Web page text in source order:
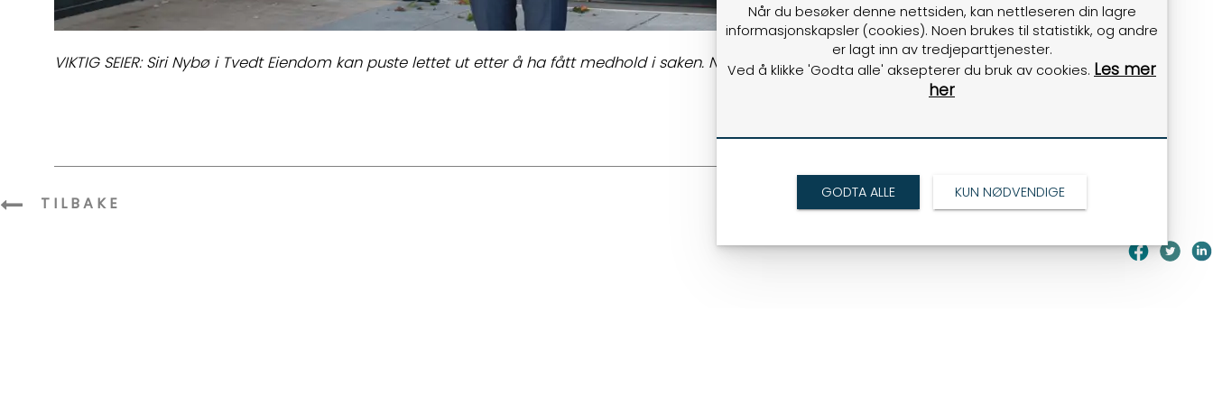
VIKTIG SEIER: Siri Nybø i Tvedt Eiendom kan puste lettet ut etter å ha fått medhold i saken. Nå fortsetter den videre veksten på Forus.
TILBAKE
Når du besøker denne nettsiden, kan nettleseren din lagre
informasjonskapsler (cookies). Noen brukes til statistikk, og andre
er lagt inn av tredjeparttjenester.
Ved å klikke 'Godta alle' aksepterer du bruk av cookies. Les mer
her
GODTA ALLE KUN NØDVENDIGE